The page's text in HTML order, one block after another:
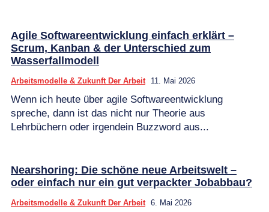
Agile Softwareentwicklung einfach erklärt –
Scrum, Kanban & der Unterschied zum
Wasserfallmodell
Arbeitsmodelle & Zukunft Der Arbeit 11. Mai 2026
Wenn ich heute über agile Softwareentwicklung
spreche, dann ist das nicht nur Theorie aus
Lehrbüchern oder irgendein Buzzword aus...
Nearshoring: Die schöne neue Arbeitswelt –
oder einfach nur ein gut verpackter Jobabbau?
Arbeitsmodelle & Zukunft Der Arbeit 6. Mai 2026